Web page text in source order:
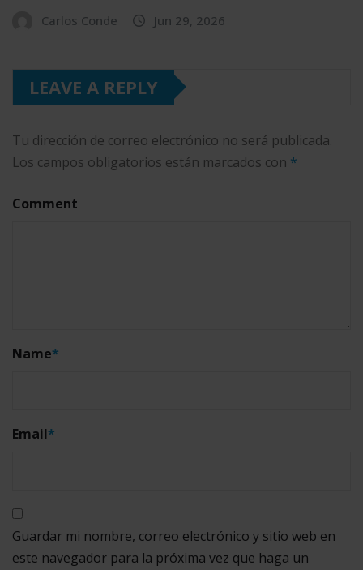
Carlos Conde Jun 29, 2026
LEAVE A REPLY
Tu dirección de correo electrónico no será publicada.
Los campos obligatorios están marcados con *
Comment
Name*
Email*
Guardar mi nombre, correo electrónico y sitio web en
este navegador para la próxima vez que haga un